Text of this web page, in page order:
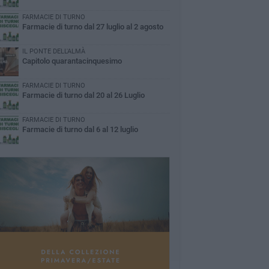
FARMACIE DI TURNO
Farmacie di turno dal 27 luglio al 2 agosto
IL PONTE DELL'ALMÀ
Capitolo quarantacinquesimo
FARMACIE DI TURNO
Farmacie di turno dal 20 al 26 Luglio
FARMACIE DI TURNO
Farmacie di turno dal 6 al 12 luglio